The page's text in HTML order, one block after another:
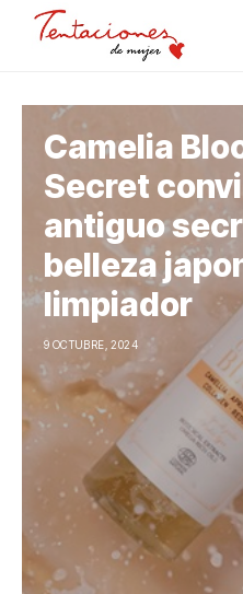
Camelia
Secret
antiguo
belleza
limpiador
9 OCTUBRE, 2024